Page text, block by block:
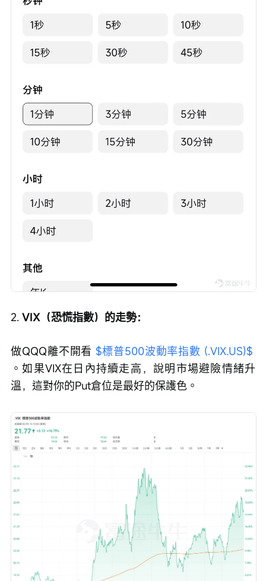
2. VIX（恐慌指數）的走勢：
做QQQ離不開看 $標普500波動率指數 (.VIX.US)$
。如果VIX在日內持續走高，說明市場避險情緒升
溫，這對你的Put倉位是最好的保護色。